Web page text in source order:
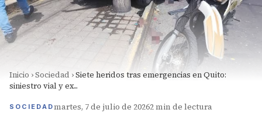
Inicio ›Sociedad ›Siete heridos tras emergencias en Quito:
siniestro vial y ex...
SOCIEDADmartes, 7 de julio de 20262 min de lectura